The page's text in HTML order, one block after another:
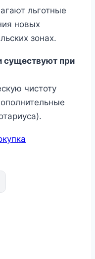
льготные
новых
зонах.
существуют при
чистоту